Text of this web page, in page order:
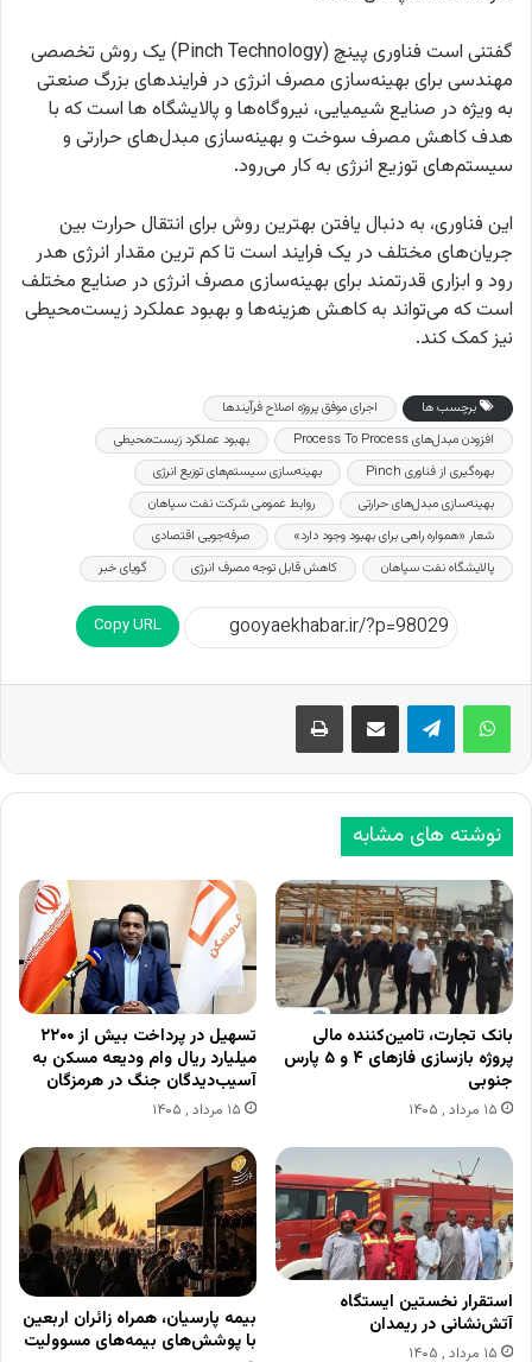
گفتنی است فناوری پینچ (Pinch Technology) یک روش تخصصی
مهندسی برای بهینه‌سازی مصرف انرژی در فرایندهای بزرگ صنعتی
به ویژه در صنایع شیمیایی، نیروگاه‌ها و پالایشگاه ها است که با
هدف کاهش مصرف سوخت و بهینه‌سازی مبدل‌های حرارتی و
سیستم‌های توزیع انرژی به کار می‌رود.
این فناوری، به دنبال یافتن بهترین روش برای انتقال حرارت بین
جریان‌های مختلف در یک فرایند است تا کم ترین مقدار انرژی هدر
رود و ابزاری قدرتمند برای بهینه‌سازی مصرف انرژی در صنایع مختلف
است که می‌تواند به کاهش هزینه‌ها و بهبود عملکرد زیست‌محیطی
نیز کمک کند.
برچسب ها
اجرای موفق پروژه اصلاح فرآیندها
افزودن مبدل‌های Process To Process
بهبود عملکرد زیست‌محیطی
بهره‌گیری از فناوری Pinch
بهینه‌سازی سیستم‌های توزیع انرژی
بهینه‌سازی مبدل‌های حرارتی
روابط عمومی شرکت نفت سپاهان
شعار «همواره راهی برای بهبود وجود دارد»
صرفه‌جویی اقتصادی
پالایشگاه نفت سپاهان
کاهش قابل توجه مصرف انرژی گویای خبر
Copy URL
اشتراک گذاری از طریق ایمیل چاپ
نوشته های مشابه
بانک تجارت، تامین‌کننده مالی
پروژه بازسازی فازهای ۴ و ۵ پارس
جنوبی
۱۵ مرداد , ۱۴۰۵
تسهیل در پرداخت بیش از ۲۲۰۰
میلیارد ریال وام ودیعه مسکن به
آسیب‌دیدگان جنگ در هرمزگان
۱۵ مرداد , ۱۴۰۵
استقرار نخستین ایستگاه
آتش‌نشانی در ریمدان
۱۵ مرداد , ۱۴۰۵
بیمه پارسیان، همراه زائران اربعین
با پوشش‌های بیمه‌های مسوولیت